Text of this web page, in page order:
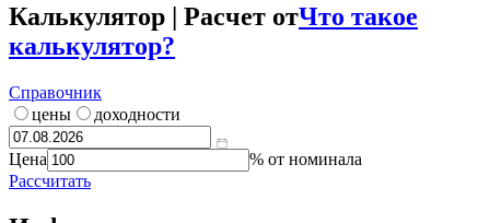
***
Доходность / дюрация
***
Калькулятор | Расчет от
калькулятор?
Справочник
цены